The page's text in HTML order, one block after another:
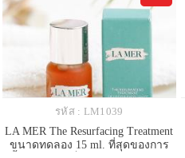
รหัส : LM1039
LA MER The Resurfacing Treatment
ขนาดทดลอง 15 ml. ที่สุดของการ